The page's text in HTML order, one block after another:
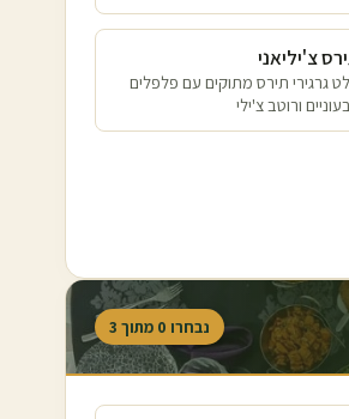
צ'יליאני
גרגירי תירס מתוקים עם פלפלים
ורוטב צ'ילי
נבחרו 0 מתוך 3